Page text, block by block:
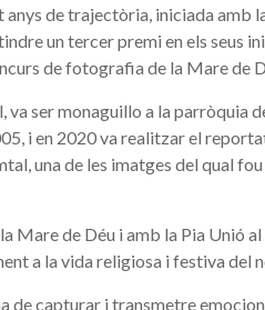
de trajectòria, iniciada amb
un tercer premi en els seus
de fotografia de la Mare de
ser monaguillo a la parròquia
i en 2020 va realitzar el
una de les imatges del qual
Mare de Déu i amb la Pia Unió al
a la vida religiosa i festiva del
de capturar i transmetre